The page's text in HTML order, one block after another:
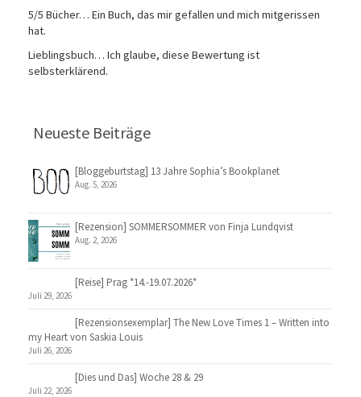
5/5 Bücher… Ein Buch, das mir gefallen und mich mitgerissen
hat.
Lieblingsbuch… Ich glaube, diese Bewertung ist
selbsterklärend.
Neueste Beiträge
[Bloggeburtstag] 13 Jahre Sophia’s Bookplanet
Aug. 5, 2026
[Rezension] SOMMERSOMMER von Finja Lundqvist
Aug. 2, 2026
[Reise] Prag *14.-19.07.2026*
Juli 29, 2026
[Rezensionsexemplar] The New Love Times 1 – Written into
my Heart von Saskia Louis
Juli 26, 2026
[Dies und Das] Woche 28 & 29
Juli 22, 2026